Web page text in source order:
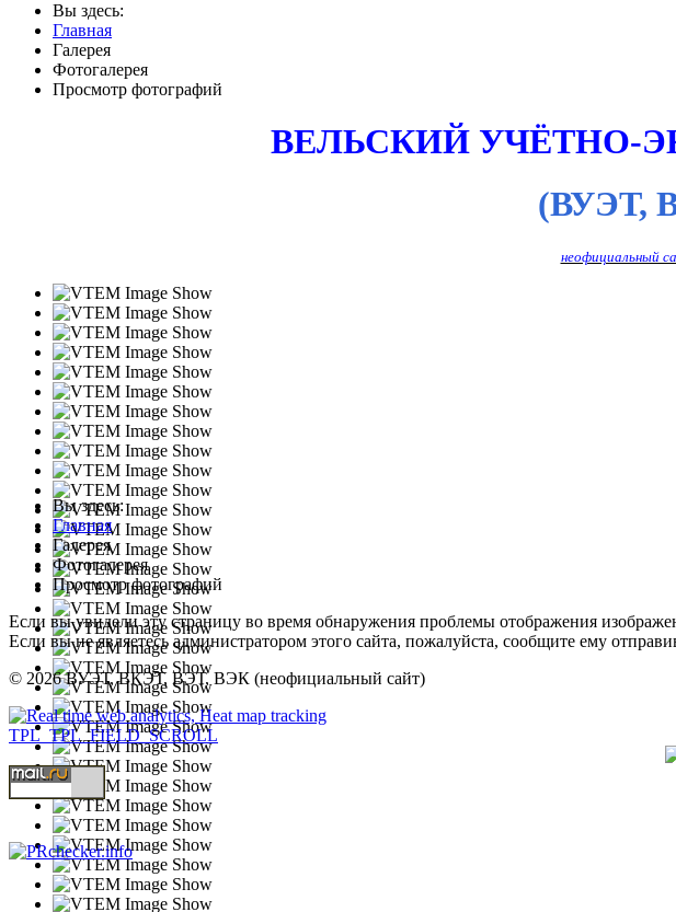
Вы здесь:
Главная
Галерея
Фотогалерея
Просмотр фотографий
ВЕЛЬСКИЙ УЧЁТНО-
(ВУЭТ,
неофициальный
Вы здесь:
Главная
Галерея
Фотогалерея
Просмотр фотографий
Если вы увидели эту страницу во время обнаружения проблемы отображения
Если вы не являетесь администратором этого сайта, пожалуйста, сообщите ему
© 2026 ВУЭТ, ВКЭТ, ВЭТ, ВЭК (неофициальный сайт)
TPL_TPL_FIELD_SCROLL